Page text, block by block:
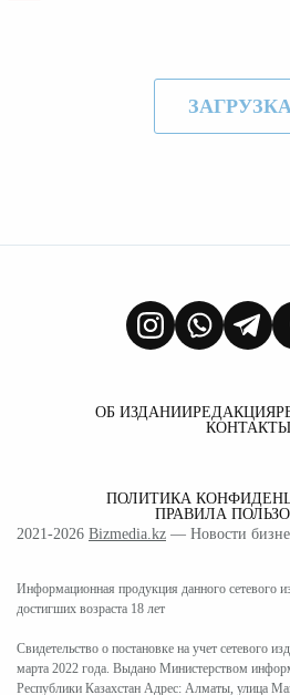
ОБ ИЗДАНИИРЕДАКЦИЯ
КОНТАКТЫ
ПОЛИТИКА
ПРАВИЛА
2021-2026 Bizmedia.kz — Новости
Информационная продукция данного сетевого
достигших возраста 18 лет
Свидетельство о постановке на учет сетевого
марта 2022 года. Выдано Министерством
Республики Казахстан Адрес: Алматы, улица